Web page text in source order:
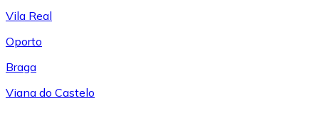
Vila Real
Oporto
Braga
Viana do Castelo